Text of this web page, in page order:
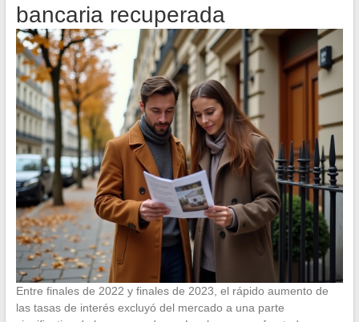
bancaria recuperada
Entre finales de 2022 y finales de 2023, el rápido aumento de
las tasas de interés excluyó del mercado a una parte